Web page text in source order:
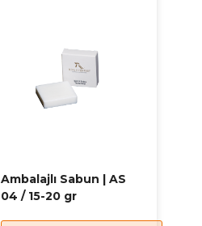
Ambalajlı Sabun | AS
04 / 15-20 gr